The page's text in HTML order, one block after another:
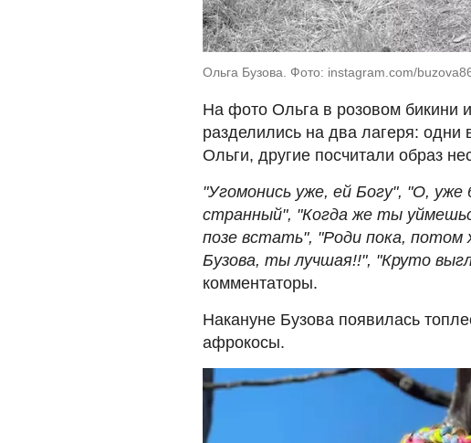
Ольга Бузова. Фото: instagram.com/
На фото Ольга в розовом бикини
разделились на два лагеря: одни
Ольги, другие посчитали образ
"Угомонись уже, ей Богу", "О,
странный", "Когда же ты
позе встать", "Роди пока, потом
Бузова, ты лучшая!!", "Круто
комментаторы.
Накануне Бузова появилась
афрокосы.